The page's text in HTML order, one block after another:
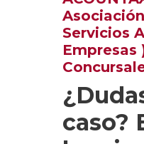
Servicios
caso?